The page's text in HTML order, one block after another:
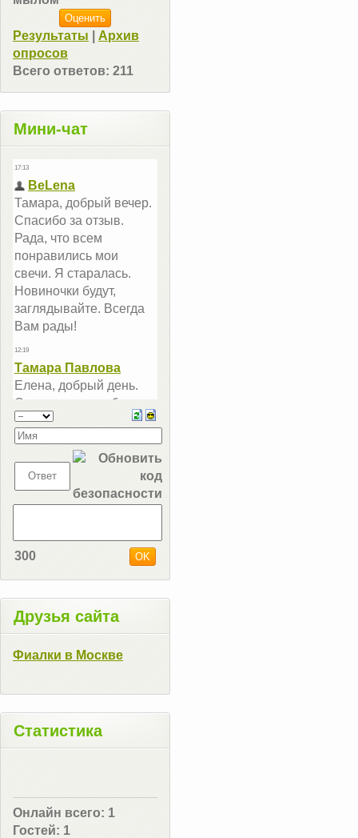
Результаты
Архив
опросов
Всего ответов: 211
Мини-чат
300
Друзья сайта
Фиалки в Москве
Статистика
Онлайн всего: 1
Гостей: 1